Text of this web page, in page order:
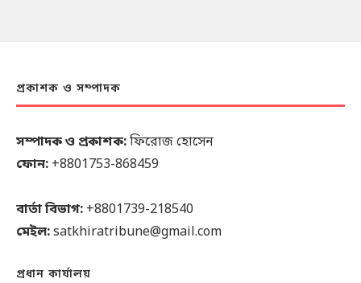
প্রকাশক ও সম্পাদক
সম্পাদক ও প্রকাশক:ফিরোজ হোসেন
ফোন: +8801753-868459
বার্তা বিভাগ: +8801739-218540
মেইল:satkhiratribune@gmail.com
প্রধান কার্যালয়